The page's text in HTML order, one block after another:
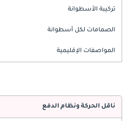
تركيبة الأسطوانة
الصمامات لكل أسطوانة
المواصفات الإقليمية
ناقل الحركة ونظام الدفع